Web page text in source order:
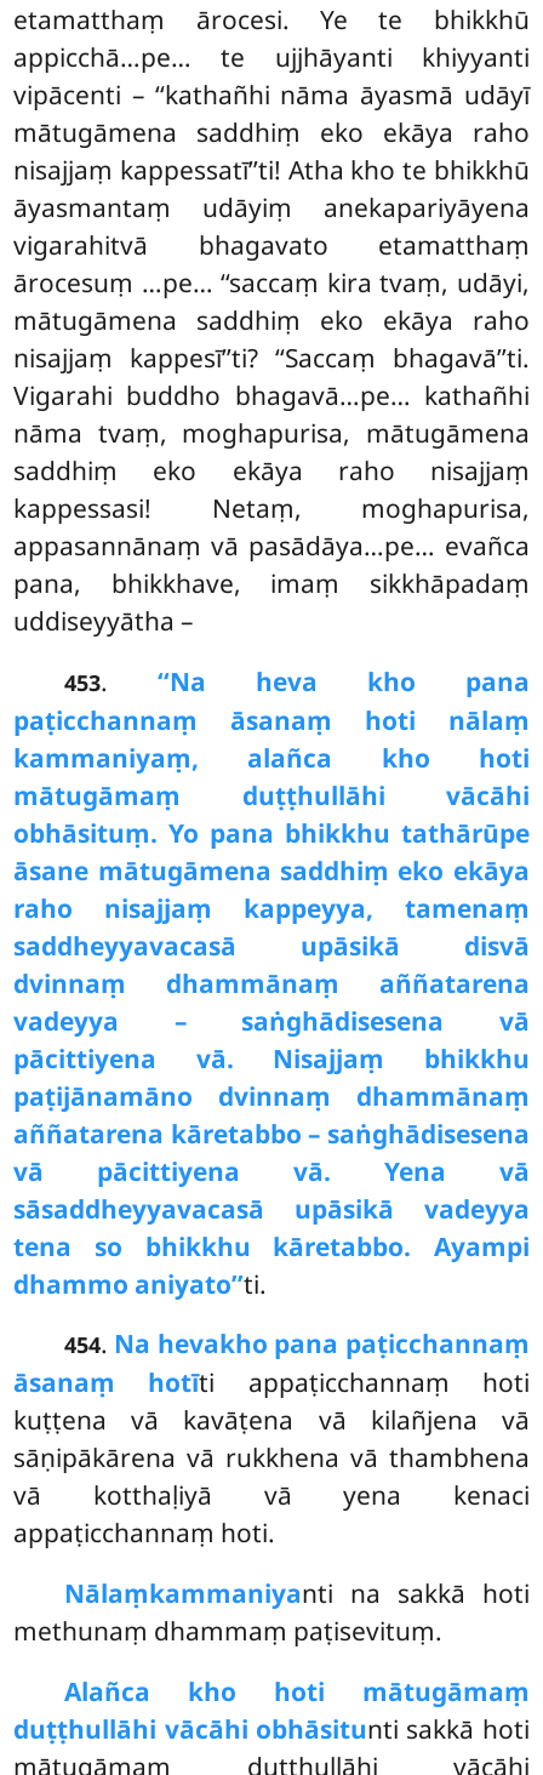
etamatthaṃ ārocesi. Ye te bhikkhū
appicchā…pe… te ujjhāyanti khiyyanti
vipācenti – ‘‘kathañhi nāma āyasmā udāyī
mātugāmena saddhiṃ eko ekāya raho
nisajjaṃ kappessatī’’ti! Atha kho te bhikkhū
āyasmantaṃ udāyiṃ anekapariyāyena
vigarahitvā bhagavato etamatthaṃ
ārocesuṃ …pe… ‘‘saccaṃ kira tvaṃ, udāyi,
mātugāmena saddhiṃ eko ekāya raho
nisajjaṃ kappesī’’ti? ‘‘Saccaṃ bhagavā’’ti.
Vigarahi buddho bhagavā…pe… kathañhi
nāma tvaṃ, moghapurisa, mātugāmena
saddhiṃ eko ekāya raho nisajjaṃ
kappessasi! Netaṃ, moghapurisa,
appasannānaṃ vā pasādāya…pe… evañca
pana, bhikkhave, imaṃ sikkhāpadaṃ
uddiseyyātha –
453. ‘‘Na heva kho pana
paṭicchannaṃ āsanaṃ hoti nālaṃ
kammaniyaṃ, alañca kho hoti
mātugāmaṃ duṭṭhullāhi vācāhi
obhāsituṃ. Yo pana bhikkhu tathārūpe
āsane mātugāmena saddhiṃ eko ekāya
raho nisajjaṃ kappeyya, tamenaṃ
saddheyyavacasā upāsikā disvā
dvinnaṃ dhammānaṃ aññatarena
vadeyya – saṅghādisesena vā
pācittiyena vā. Nisajjaṃ bhikkhu
paṭijānamāno dvinnaṃ dhammānaṃ
aññatarena kāretabbo – saṅghādisesena
vā pācittiyena vā. Yena vā
sāsaddheyyavacasā upāsikā vadeyya
tena so bhikkhu kāretabbo. Ayampi
dhammo aniyato’’ti.
454. Na hevakho pana paṭicchannaṃ
āsanaṃ hotīti appaṭicchannaṃ hoti
kuṭṭena vā kavāṭena vā kilañjena vā
sāṇipākārena vā rukkhena vā thambhena
vā kotthaḷiyā vā yena kenaci
appaṭicchannaṃ hoti.
Nālaṃkammaniyanti na sakkā hoti
methunaṃ dhammaṃ paṭisevituṃ.
Alañca kho hoti mātugāmaṃ
duṭṭhullāhi vācāhi obhāsitunti sakkā hoti
mātugāmaṃ duṭṭhullāhi vācāhi